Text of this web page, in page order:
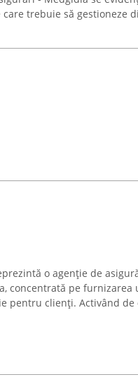
trebuie să gestioneze
o agenție de
concentrată pe furnizarea
pentru clienți. Activând de